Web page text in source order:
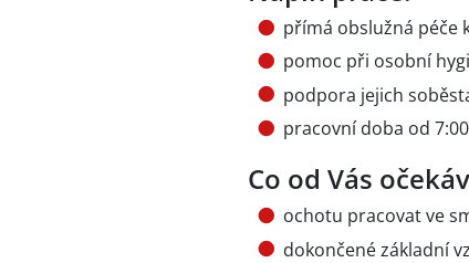
přímá obslužná péče
pomoc při osobní
podpora jejich
pracovní doba od
Co od Vás
ochotu pracovat ve
dokončené základní